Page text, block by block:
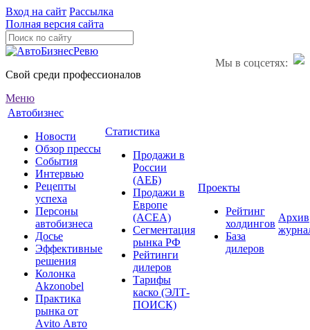
Вход на сайт Рассылка
Полная версия сайта
Мы в соцсетях:
Свой среди профессионалов
Меню
Автобизнес
Новости
Обзор прессы
События
Интервью
Рецепты
успеха
Персоны
автобизнеса
Досье
Эффективные
решения
Колонка
Akzonobel
Практика
рынка от
Аvito Авто
Статистика
Продажи в
России
(АЕБ)
Продажи в
Европе
(ACEA)
Сегментация
рынка РФ
Рейтинги
дилеров
Тарифы
каско (ЭЛТ-
ПОИСК)
Проекты
Рейтинг
холдингов
База
дилеров
Архив